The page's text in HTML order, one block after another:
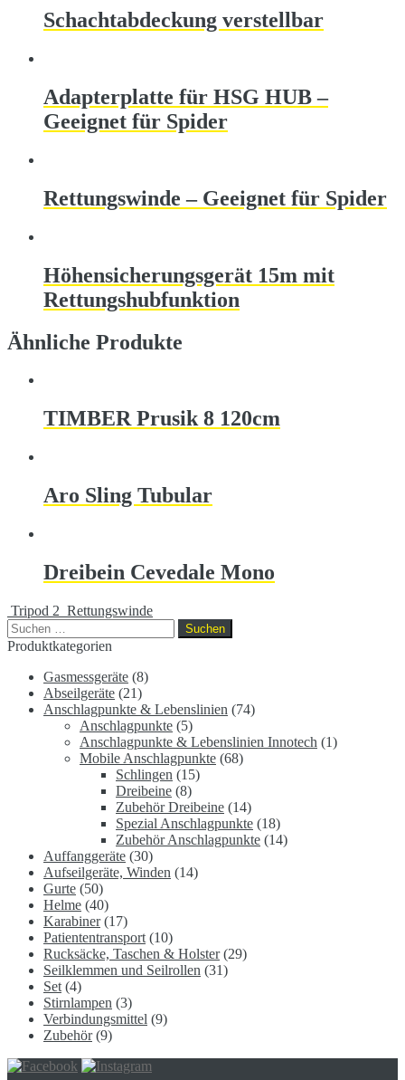
Schachtabdeckung verstellbar
Adapterplatte für HSG HUB –
Geeignet für Spider
Rettungswinde – Geeignet für Spider
Höhensicherungsgerät 15m mit
Rettungshubfunktion
Ähnliche Produkte
TIMBER Prusik 8 120cm
Aro Sling Tubular
Dreibein Cevedale Mono
Tripod 2 Rettungswinde
Suchen
nach:
Produktkategorien
Gasmessgeräte (8)
Abseilgeräte (21)
Anschlagpunkte & Lebenslinien (74)
Anschlagpunkte (5)
Anschlagpunkte & Lebenslinien Innotech (1)
Mobile Anschlagpunkte (68)
Schlingen (15)
Dreibeine (8)
Zubehör Dreibeine (14)
Spezial Anschlagpunkte (18)
Zubehör Anschlagpunkte (14)
Auffanggeräte (30)
Aufseilgeräte, Winden (14)
Gurte (50)
Helme (40)
Karabiner (17)
Patiententransport (10)
Rucksäcke, Taschen & Holster (29)
Seilklemmen und Seilrollen (31)
Set (4)
Stirnlampen (3)
Verbindungsmittel (9)
Zubehör (9)